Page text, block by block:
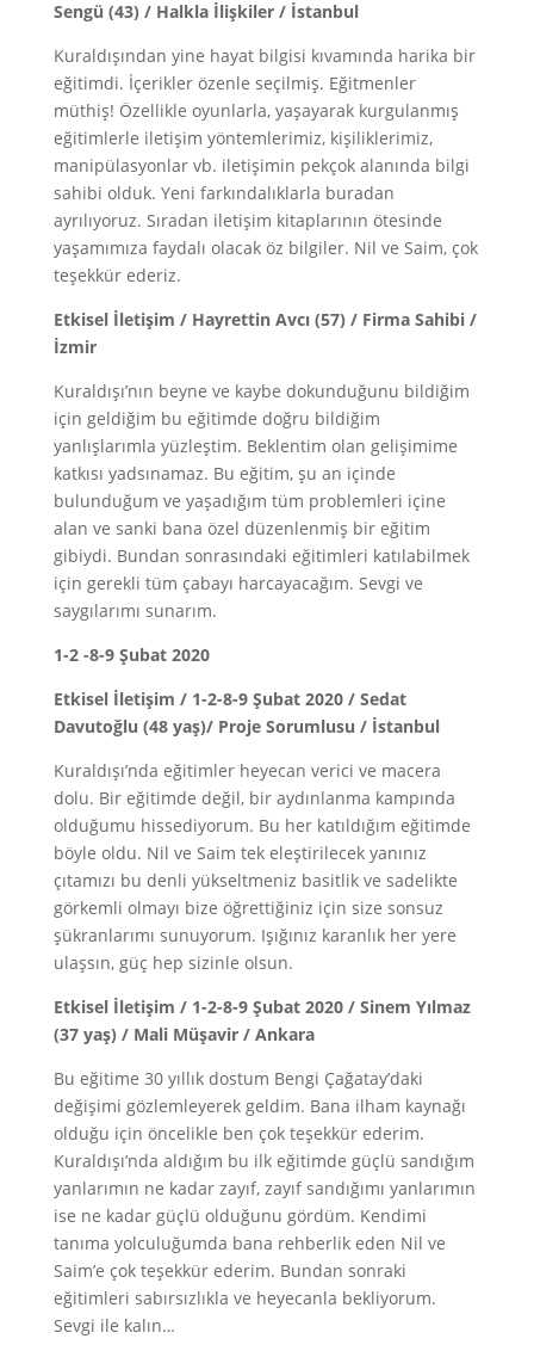
Sengü (43) / Halkla İlişkiler / İstanbul
Kuraldışından yine hayat bilgisi kıvamında harika bir
eğitimdi. İçerikler özenle seçilmiş. Eğitmenler
müthiş! Özellikle oyunlarla, yaşayarak kurgulanmış
eğitimlerle iletişim yöntemlerimiz, kişiliklerimiz,
manipülasyonlar vb. iletişimin pekçok alanında bilgi
sahibi olduk. Yeni farkındalıklarla buradan
ayrılıyoruz. Sıradan iletişim kitaplarının ötesinde
yaşamımıza faydalı olacak öz bilgiler. Nil ve Saim, çok
teşekkür ederiz.
Etkisel İletişim / Hayrettin Avcı (57) / Firma Sahibi /
İzmir
Kuraldışı’nın beyne ve kaybe dokunduğunu bildiğim
için geldiğim bu eğitimde doğru bildiğim
yanlışlarımla yüzleştim. Beklentim olan gelişimime
katkısı yadsınamaz. Bu eğitim, şu an içinde
bulunduğum ve yaşadığım tüm problemleri içine
alan ve sanki bana özel düzenlenmiş bir eğitim
gibiydi. Bundan sonrasındaki eğitimleri katılabilmek
için gerekli tüm çabayı harcayacağım. Sevgi ve
saygılarımı sunarım.
1-2 -8-9 Şubat 2020
Etkisel İletişim / 1-2-8-9 Şubat 2020 / Sedat
Davutoğlu (48 yaş)/ Proje Sorumlusu / İstanbul
Kuraldışı’nda eğitimler heyecan verici ve macera
dolu. Bir eğitimde değil, bir aydınlanma kampında
olduğumu hissediyorum. Bu her katıldığım eğitimde
böyle oldu. Nil ve Saim tek eleştirilecek yanınız
çıtamızı bu denli yükseltmeniz basitlik ve sadelikte
görkemli olmayı bize öğrettiğiniz için size sonsuz
şükranlarımı sunuyorum. Işığınız karanlık her yere
ulaşsın, güç hep sizinle olsun.
Etkisel İletişim / 1-2-8-9 Şubat 2020 / Sinem Yılmaz
(37 yaş) / Mali Müşavir / Ankara
Bu eğitime 30 yıllık dostum Bengi Çağatay’daki
değişimi gözlemleyerek geldim. Bana ilham kaynağı
olduğu için öncelikle ben çok teşekkür ederim.
Kuraldışı’nda aldığım bu ilk eğitimde güçlü sandığım
yanlarımın ne kadar zayıf, zayıf sandığımı yanlarımın
ise ne kadar güçlü olduğunu gördüm. Kendimi
tanıma yolculuğumda bana rehberlik eden Nil ve
Saim’e çok teşekkür ederim. Bundan sonraki
eğitimleri sabırsızlıkla ve heyecanla bekliyorum.
Sevgi ile kalın…